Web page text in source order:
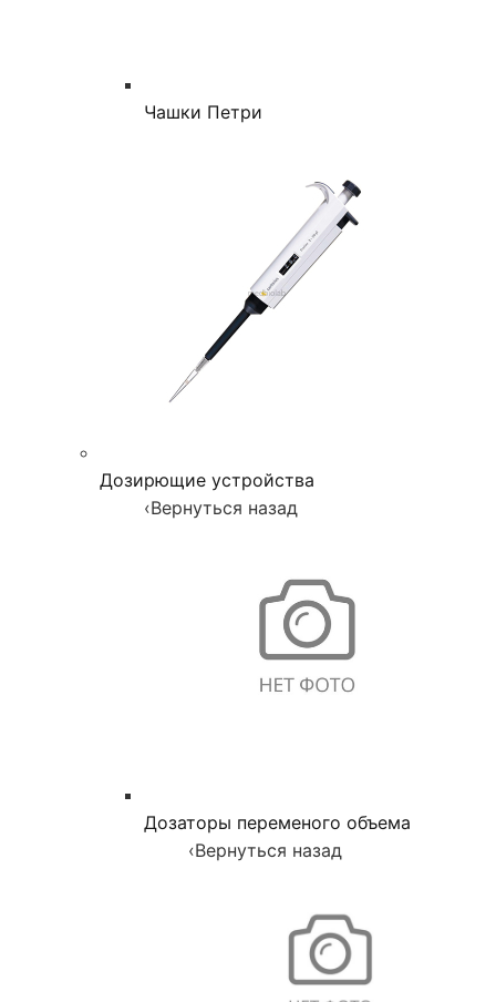
Чашки Петри
Дозирющие устройства
‹Вернуться назад
Дозаторы переменого объема
‹Вернуться назад